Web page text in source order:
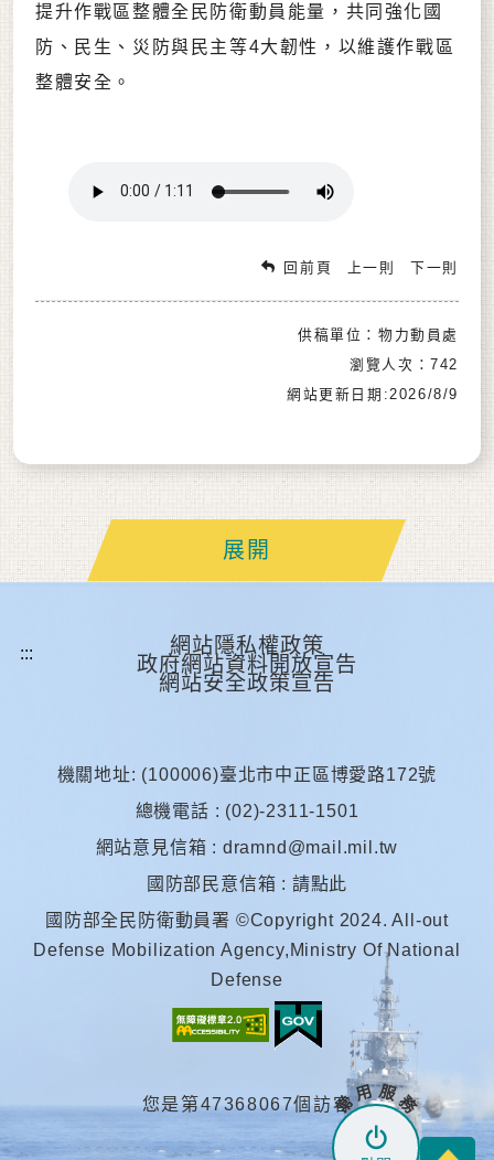
提升作戰區整體全民防衛動員能量，共同強化國
防、民生、災防與民主等4大韌性，以維護作戰區
整體安全。
回前頁 上一則 下一則
供稿單位：物力動員處
瀏覽人次：742
網站更新日期:2026/8/9
常 用 服 務
展開
網站隱私權政策
政府網站資料開放宣告
網站安全政策宣告
機關地址: (100006)臺北市中正區博愛路172號
總機電話 : (02)-2311-1501
網站意見信箱 : dramnd@mail.mil.tw
國防部民意信箱 : 請點此
國防部全民防衛動員署 ©Copyright 2024. All-out
Defense Mobilization Agency,Ministry Of National
Defense
您是第47368067個訪客